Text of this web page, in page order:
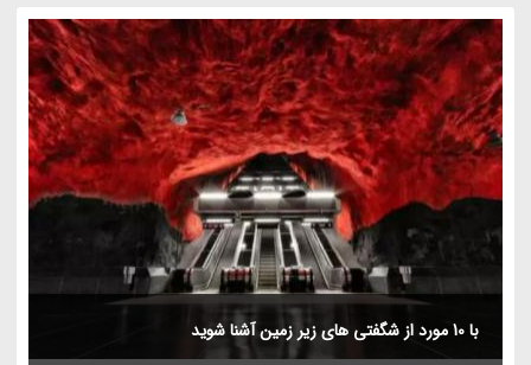
با 10 مورد از شگفتی های زیر زمین آشنا شوید